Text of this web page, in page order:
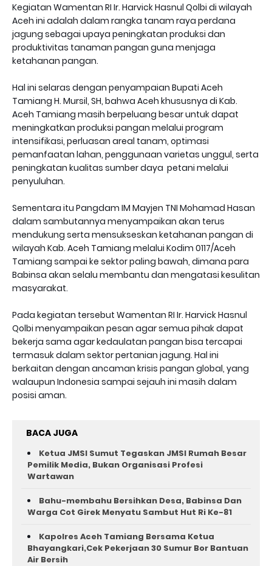
Kegiatan Wamentan RI Ir. Harvick Hasnul Qolbi di wilayah
Aceh ini adalah dalam rangka tanam raya perdana
jagung sebagai upaya peningkatan produksi dan
produktivitas tanaman pangan guna menjaga
ketahanan pangan.
Hal ini selaras dengan penyampaian Bupati Aceh
Tamiang H. Mursil, SH, bahwa Aceh khususnya di Kab.
Aceh Tamiang masih berpeluang besar untuk dapat
meningkatkan produksi pangan melalui program
intensifikasi, perluasan areal tanam, optimasi
pemanfaatan lahan, penggunaan varietas unggul, serta
peningkatan kualitas sumber daya petani melalui
penyuluhan.
Sementara itu Pangdam IM Mayjen TNI Mohamad Hasan
dalam sambutannya menyampaikan akan terus
mendukung serta mensukseskan ketahanan pangan di
wilayah Kab. Aceh Tamiang melalui Kodim 0117/Aceh
Tamiang sampai ke sektor paling bawah, dimana para
Babinsa akan selalu membantu dan mengatasi kesulitan
masyarakat.
Pada kegiatan tersebut Wamentan RI Ir. Harvick Hasnul
Qolbi menyampaikan pesan agar semua pihak dapat
bekerja sama agar kedaulatan pangan bisa tercapai
termasuk dalam sektor pertanian jagung. Hal ini
berkaitan dengan ancaman krisis pangan global, yang
walaupun Indonesia sampai sejauh ini masih dalam
posisi aman.
BACA JUGA
Ketua JMSI Sumut Tegaskan JMSI Rumah Besar
Pemilik Media, Bukan Organisasi Profesi
Wartawan
Bahu-membahu Bersihkan Desa, Babinsa Dan
Warga Cot Girek Menyatu Sambut Hut Ri Ke-81 ‎
Kapolres Aceh Tamiang Bersama Ketua
Bhayangkari,Cek Pekerjaan 30 Sumur Bor Bantuan
Air Bersih